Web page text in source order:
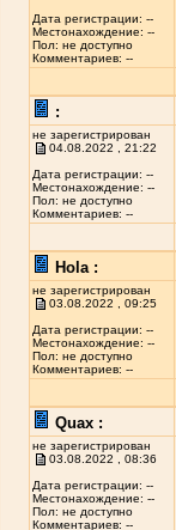
Дата регистрации: --
Местонахождение: --
Пол: не доступно
Комментариев: --
:
не зарегистрирован
04.08.2022 , 21:22
Дата регистрации: --
Местонахождение: --
Пол: не доступно
Комментариев: --
Hola :
не зарегистрирован
03.08.2022 , 09:25
Дата регистрации: --
Местонахождение: --
Пол: не доступно
Комментариев: --
Quax :
не зарегистрирован
03.08.2022 , 08:36
Дата регистрации: --
Местонахождение: --
Пол: не доступно
Комментариев: --